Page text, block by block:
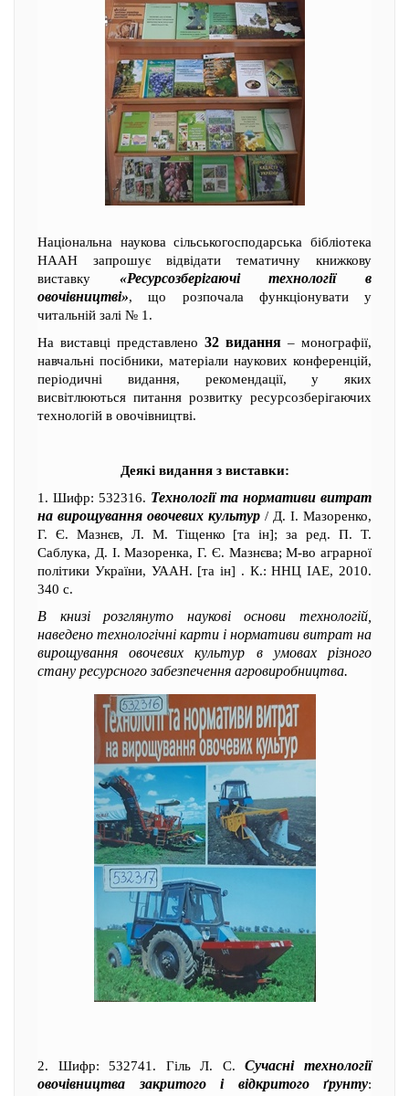
Національна наукова сільськогосподарська бібліотека
НААН запрошує відвідати тематичну книжкову
виставку «Ресурсозберігаючі технології в
овочівництві», що розпочала функціонувати у
читальній залі № 1.
На виставці представлено 32 видання – монографії,
навчальні посібники, матеріали наукових конференцій,
періодичні видання, рекомендації, у яких
висвітлюються питання розвитку ресурсозберігаючих
технологій в овочівництві.
Деякі видання з виставки:
1. Шифр: 532316. Технології та нормативи витрат
на вирощування овочевих культур / Д. І. Мазоренко,
Г. Є. Мазнєв, Л. М. Тіщенко [та ін]; за ред. П. Т.
Саблука, Д. І. Мазоренка, Г. Є. Мазнєва; М-во аграрної
політики України, УААН. [та ін] . К.: ННЦ ІАЕ, 2010.
340 с.
В книзі розглянуто наукові основи технологій,
наведено технологічні карти і нормативи витрат на
вирощування овочевих культур в умовах різного
стану ресурсного забезпечення агровиробництва.
2. Шифр: 532741. Гіль Л. С.Сучасні технології
овочівництва закритого і відкритого ґрунту: